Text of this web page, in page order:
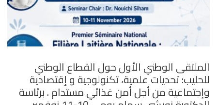
الملتقى الوطني الأول حول القطاع الوطني
للحليب: تحديات علمية، تكنولوجية و إقتصادية
وإجتماعية من أجل أمن غذائي مستدام . برئاسة